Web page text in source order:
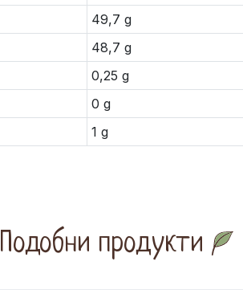
49,7 g
48,7 g
0,25 g
0 g
1 g
Подобни продукти